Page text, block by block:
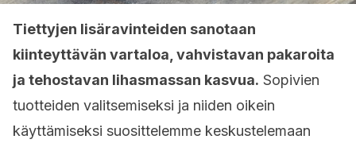
Tiettyjen lisäravinteiden sanotaan
kiinteyttävän vartaloa, vahvistavan pakaroita
ja tehostavan lihasmassan kasvua. Sopivien
tuotteiden valitsemiseksi ja niiden oikein
käyttämiseksi suosittelemme keskustelemaan